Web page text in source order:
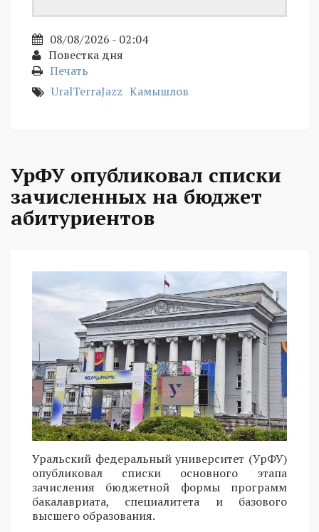
08/08/2026 - 02:04
Повестка дня
Печать
UralTerraJazz Камышлов
УрФУ опубликовал списки
зачисленных на бюджет
абитуриентов
Уральский федеральный университет (УрФУ)
опубликовал списки основного этапа
зачисления бюджетной формы программ
бакалавриата, специалитета и базового
высшего образования.